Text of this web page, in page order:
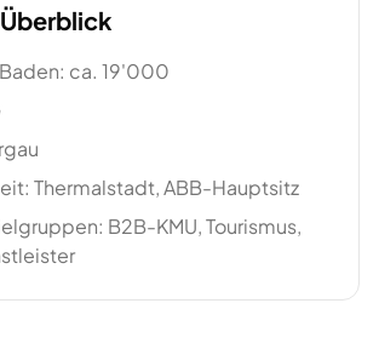
ca. 19'000
Thermalstadt, ABB-Hauptsitz
B2B-KMU, Tourismus,